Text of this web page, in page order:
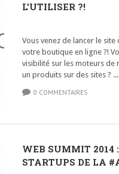
L’UTILISER ?!
Vous venez de lancer le
votre boutique en ligne ?!
visibilité sur les moteurs
un produits sur des sites ? ...
0 COMMENTAIRES
WEB SUMMIT 2014
STARTUPS DE LA